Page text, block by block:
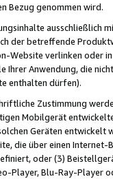
Bezug genommen wird.
ausschließlich
der betreffende
Website verlinken oder
Ihrer Anwendung, die
enthalten dürfen).
Zustimmung
Mobilgerät
Geräten
die über einen
oder (3)
Blu-Ray-Player